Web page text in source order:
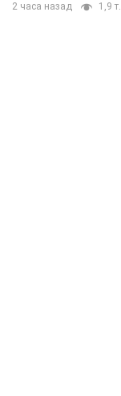
2 часа назад 1,9 т.